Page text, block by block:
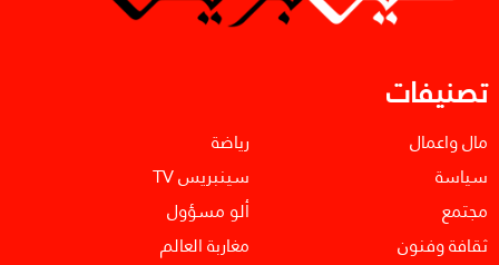
تصنيفات
مال واعمال
سياسة
مجتمع
ثقافة وفنون
رياضة
سينبريس TV
ألو مسؤول
مغاربة العالم